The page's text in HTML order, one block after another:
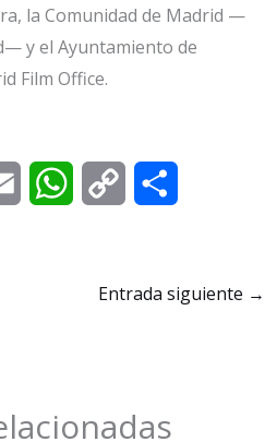
la Comunidad de Madrid —
y el Ayuntamiento de
Film Office.
W
Entrada siguiente →